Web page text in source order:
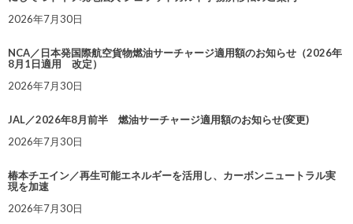
2026年7月30日
NCA／日本発国際航空貨物燃油サーチャージ適用額のお知らせ（2026年
8月1日適用 改定）
2026年7月30日
JAL／2026年8月前半 燃油サーチャージ適用額のお知らせ(変更)
2026年7月30日
椿本チエイン／再生可能エネルギーを活用し、カーボンニュートラル実
現を加速
2026年7月30日